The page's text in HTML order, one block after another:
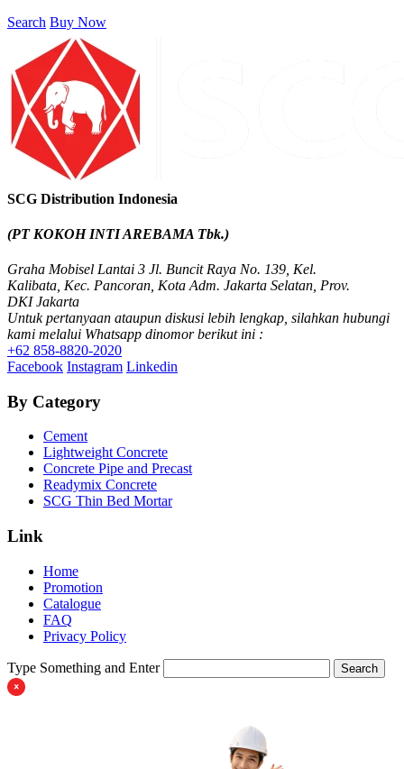
Search Buy Now
SCG Distribution Indonesia
(PT KOKOH INTI AREBAMA Tbk.)
Graha Mobisel Lantai 3 Jl. Buncit Raya No. 139, Kel.
Kalibata, Kec. Pancoran, Kota Adm. Jakarta Selatan, Prov.
DKI Jakarta
Untuk pertanyaan ataupun diskusi lebih lengkap, silahkan hubungi
kami melalui Whatsapp dinomor berikut ini :
+62 858-8820-2020
Facebook Instagram Linkedin
By Category
Cement
Lightweight Concrete
Concrete Pipe and Precast
Readymix Concrete
SCG Thin Bed Mortar
Link
Home
Promotion
Catalogue
FAQ
Privacy Policy
Type Something and Enter Search